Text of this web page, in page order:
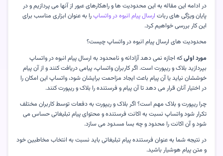
در ادامه این مقاله به این محدودیت ها و راهکارهای عبور از آنها می پردازیم و در
پایان ویژگی های ربات ارسال پیام انبوه در واتساپرا به عنوان ابزاری مناسب برای
این کار بررسی خواهیم کرد.
محدودیت های ارسال پیام انبوه در واتساپ چیست؟
مورد اولیکه اجازه نمی دهد آزادانه و نامحدود به ارسال پیام انبوه در واتساپ
بپردازید بلاک و ریپورت است. اگر کاربران واتساپ، پیامی دریافت کنند و از آن پیام
خوششان نیاید یا آن پیام باعث ایجاد مزاحمت برایشان شود، واتساپ این امکان را
در اختیار آنان قرار می دهد تا آن پیام و فرستنده را بلاک و ریپورت کنند.
چرا ریپورت و بلاک مهم است؟ اگر بلاک و ریپورت به دفعات توسط کاربران مختلف
تکرار شود واتساپ نسبت به اکانت فرستنده و محتوای پیام تبلیغاتی حساس می
شود و آن اکانت را محدود و چه بسا مسدود می سازد.
در نتیجه شما به عنوان فرستنده پیام تبلیغاتی باید نسبت به انتخاب مخاطبین خود
و متن پیام هوشیار باشید.